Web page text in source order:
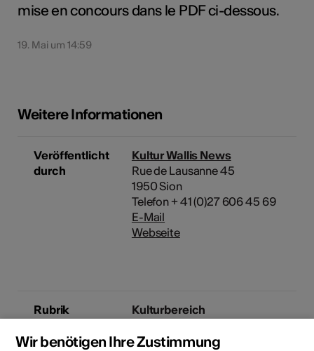
mise en concours dans le PDF ci-dessous.
19. Mai um 14:59
Weitere Informationen
Veröffentlicht
durch
Kultur Wallis News
Rue de Lausanne 45
1950 Sion
Telefon + 41 (0)27 606 45 69
E-Mail
Webseite
Rubrik
Kulturbereich
Bildende Kunst, Film, Literatur,
Wir benötigen Ihre Zustimmung